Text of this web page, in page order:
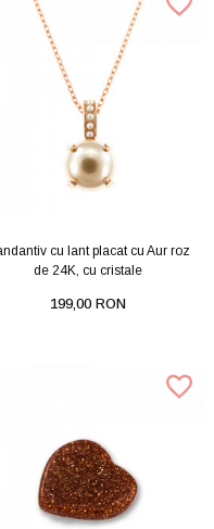
cu lant placat cu Aur roz
de 24K, cu cristale
199,00 RON